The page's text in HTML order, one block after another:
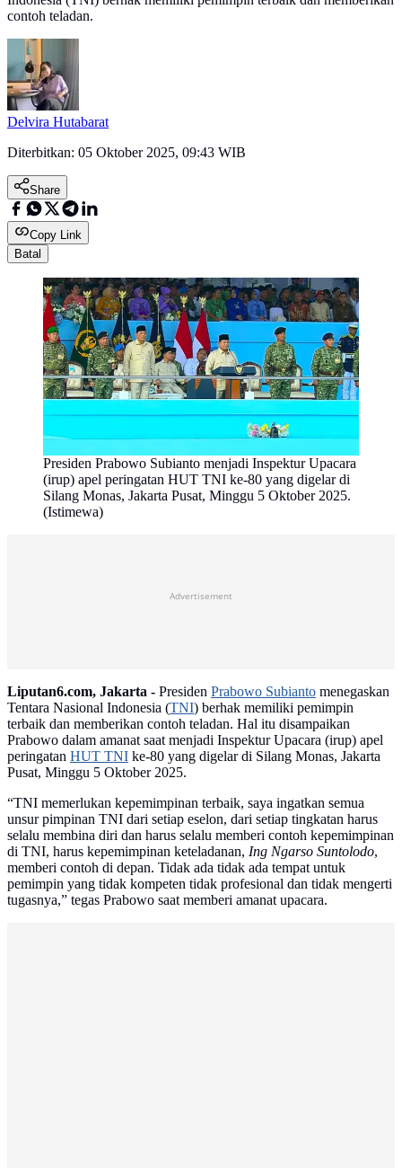
contoh teladan.
Delvira Hutabarat
Diterbitkan: 05 Oktober 2025, 09:43 WIB
Share
Copy Link
Batal
Presiden Prabowo Subianto menjadi Inspektur Upacara
(irup) apel peringatan HUT TNI ke-80 yang digelar di
Silang Monas, Jakarta Pusat, Minggu 5 Oktober 2025.
(Istimewa)
Advertisement
Liputan6.com, Jakarta - Presiden Prabowo Subianto menegaskan
Tentara Nasional Indonesia (TNI) berhak memiliki pemimpin
terbaik dan memberikan contoh teladan. Hal itu disampaikan
Prabowo dalam amanat saat menjadi Inspektur Upacara (irup) apel
peringatan HUT TNI ke-80 yang digelar di Silang Monas, Jakarta
Pusat, Minggu 5 Oktober 2025.
“TNI memerlukan kepemimpinan terbaik, saya ingatkan semua
unsur pimpinan TNI dari setiap eselon, dari setiap tingkatan harus
selalu membina diri dan harus selalu memberi contoh kepemimpinan
di TNI, harus kepemimpinan keteladanan, Ing Ngarso Suntolodo,
memberi contoh di depan. Tidak ada tidak ada tempat untuk
pemimpin yang tidak kompeten tidak profesional dan tidak mengerti
tugasnya,” tegas Prabowo saat memberi amanat upacara.